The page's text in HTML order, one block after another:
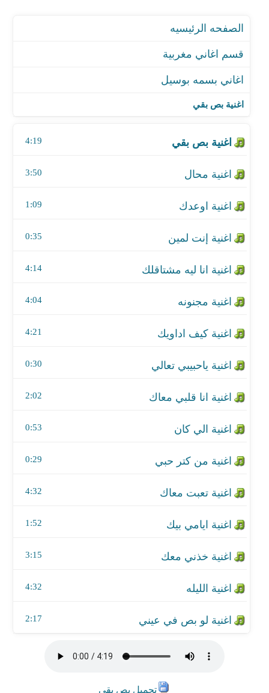
اغنية بص بقي
اغنية بص بقي
4:19
اغنية محال
3:50
1:09
0:35
4:14
4:04
4:21
اغنية ياحبيبي تعالي
0:30
اغنية انا قلبي معاك
2:02
0:53
0:29
4:32
اغنية ايامي بيك
1:52
اغنية خذني معك
3:15
اغنية الليله
4:32
2:17
تحميل بص بقي